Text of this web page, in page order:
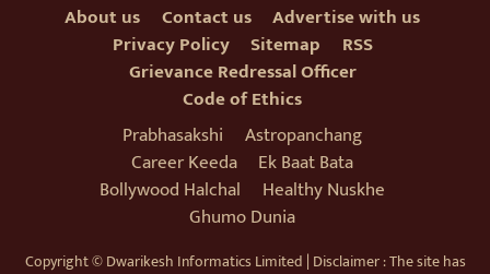
Badrinath Temple Theft Case: मुख्य आरोपी प्रमोद
नौटियाल को जेल ले जाया गया, अब सह-आरोपी की Assets की
About us Contact us
Advertise with us
Privacy Policy
Sitemap
RSS
Grievance Redressal Officer
Code of Ethics
Prabhasakshi
Astropanchang
Career Keeda
Ek Baat Bata
Bollywood Halchal
Healthy Nuskhe
Ghumo Dunia
Copyright © Dwarikesh Informatics Limited | Disclaimer : The site has